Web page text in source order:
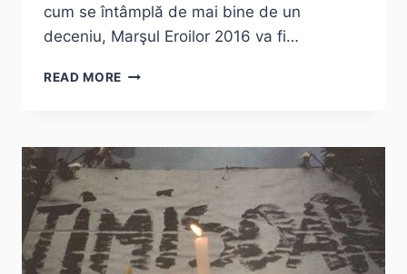
cum se întâmplă de mai bine de un
deceniu, Marşul Eroilor 2016 va fi…
READ MORE MARŞUL